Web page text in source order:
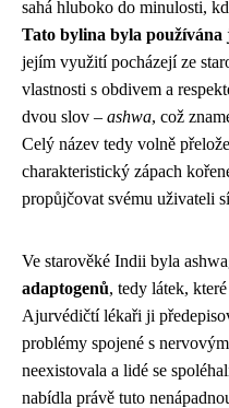
sahá hluboko do minulosti,
Tato bylina byla používána
jejím využití pocházejí ze
vlastnosti s obdivem a
dvou slov – ashwa, což
Celý název tedy volně
charakteristický zápach
propůjčovat svému uživateli
Ve starověké Indii byla
adaptogenů, tedy látek,
Ajurvédičtí lékaři ji
problémy spojené s
neexistovala a lidé se
nabídla právě tuto